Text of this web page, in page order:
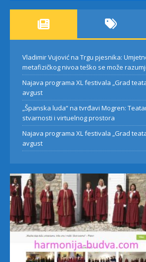
Vladimir Vujović na Trgu pjesnika:
metafizičkog nivoa teško se može
Najava programa XL festivala „Grad
avgust
„Španska luda“ na tvrđavi Mogren:
stvarnosti i virtuelnog prostora
Najava programa XL festivala „Grad
avgust